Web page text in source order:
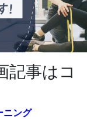
記事はコ
ニング